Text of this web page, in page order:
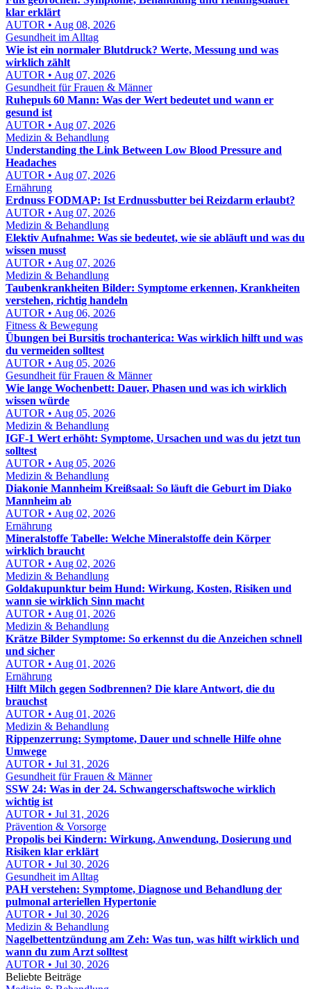
klar erklärt
AUTOR • Aug 08, 2026
Gesundheit im Alltag
Wie ist ein normaler Blutdruck? Werte, Messung und was
wirklich zählt
AUTOR • Aug 07, 2026
Gesundheit für Frauen & Männer
Ruhepuls 60 Mann: Was der Wert bedeutet und wann er
gesund ist
AUTOR • Aug 07, 2026
Medizin & Behandlung
Understanding the Link Between Low Blood Pressure and
Headaches
AUTOR • Aug 07, 2026
Ernährung
Erdnuss FODMAP: Ist Erdnussbutter bei Reizdarm erlaubt?
AUTOR • Aug 07, 2026
Medizin & Behandlung
Elektiv Aufnahme: Was sie bedeutet, wie sie abläuft und was du
wissen musst
AUTOR • Aug 07, 2026
Medizin & Behandlung
Taubenkrankheiten Bilder: Symptome erkennen, Krankheiten
verstehen, richtig handeln
AUTOR • Aug 06, 2026
Fitness & Bewegung
Übungen bei Bursitis trochanterica: Was wirklich hilft und was
du vermeiden solltest
AUTOR • Aug 05, 2026
Gesundheit für Frauen & Männer
Wie lange Wochenbett: Dauer, Phasen und was ich wirklich
wissen würde
AUTOR • Aug 05, 2026
Medizin & Behandlung
IGF-1 Wert erhöht: Symptome, Ursachen und was du jetzt tun
solltest
AUTOR • Aug 05, 2026
Medizin & Behandlung
Diakonie Mannheim Kreißsaal: So läuft die Geburt im Diako
Mannheim ab
AUTOR • Aug 02, 2026
Ernährung
Mineralstoffe Tabelle: Welche Mineralstoffe dein Körper
wirklich braucht
AUTOR • Aug 02, 2026
Medizin & Behandlung
Goldakupunktur beim Hund: Wirkung, Kosten, Risiken und
wann sie wirklich Sinn macht
AUTOR • Aug 01, 2026
Medizin & Behandlung
Krätze Bilder Symptome: So erkennst du die Anzeichen schnell
und sicher
AUTOR • Aug 01, 2026
Ernährung
Hilft Milch gegen Sodbrennen? Die klare Antwort, die du
brauchst
AUTOR • Aug 01, 2026
Medizin & Behandlung
Rippenzerrung: Symptome, Dauer und schnelle Hilfe ohne
Umwege
AUTOR • Jul 31, 2026
Gesundheit für Frauen & Männer
SSW 24: Was in der 24. Schwangerschaftswoche wirklich
wichtig ist
AUTOR • Jul 31, 2026
Prävention & Vorsorge
Propolis bei Kindern: Wirkung, Anwendung, Dosierung und
Risiken klar erklärt
AUTOR • Jul 30, 2026
Gesundheit im Alltag
PAH verstehen: Symptome, Diagnose und Behandlung der
pulmonal arteriellen Hypertonie
AUTOR • Jul 30, 2026
Medizin & Behandlung
Nagelbettentzündung am Zeh: Was tun, was hilft wirklich und
wann du zum Arzt solltest
AUTOR • Jul 30, 2026
Beliebte Beiträge